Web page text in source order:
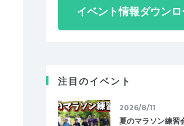
イベント情報ダウンロ
注目のイベント
2026/8/11
夏のマラソン練習